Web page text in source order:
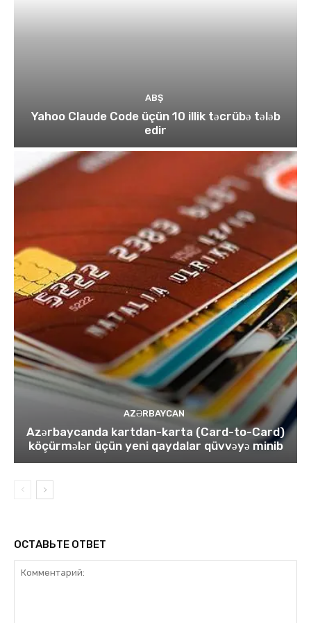
ABŞ
Yahoo Claude Code üçün 10 illik təcrübə tələb
edir
AZƏRBAYCAN
Azərbaycanda kartdan-karta (Card-to-Card)
köçürmələr üçün yeni qaydalar qüvvəyə minib
ОСТАВЬТЕ ОТВЕТ